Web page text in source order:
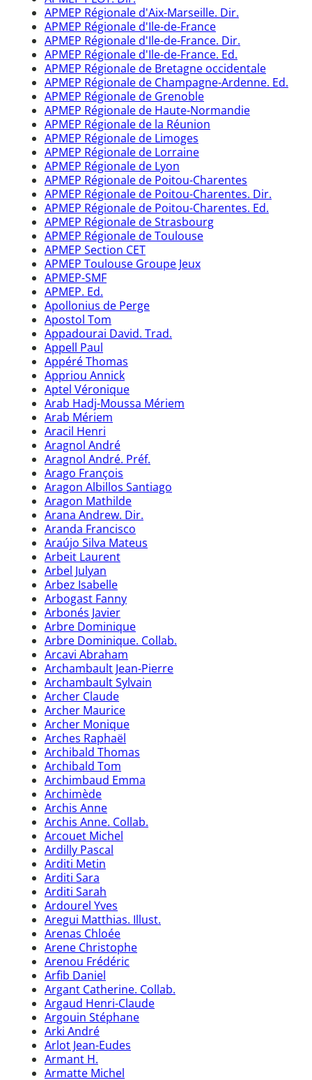
APMEP Régionale d'Aix-Marseille. Dir.
APMEP Régionale d'Ile-de-France
APMEP Régionale d'Ile-de-France. Dir.
APMEP Régionale d'Ile-de-France. Ed.
APMEP Régionale de Bretagne occidentale
APMEP Régionale de Champagne-Ardenne. Ed.
APMEP Régionale de Grenoble
APMEP Régionale de Haute-Normandie
APMEP Régionale de la Réunion
APMEP Régionale de Limoges
APMEP Régionale de Lorraine
APMEP Régionale de Lyon
APMEP Régionale de Poitou-Charentes
APMEP Régionale de Poitou-Charentes. Dir.
APMEP Régionale de Poitou-Charentes. Ed.
APMEP Régionale de Strasbourg
APMEP Régionale de Toulouse
APMEP Section CET
APMEP Toulouse Groupe Jeux
APMEP-SMF
APMEP. Ed.
Apollonius de Perge
Apostol Tom
Appadourai David. Trad.
Appell Paul
Appéré Thomas
Appriou Annick
Aptel Véronique
Arab Hadj-Moussa Mériem
Arab Mériem
Aracil Henri
Aragnol André
Aragnol André. Préf.
Arago François
Aragon Albillos Santiago
Aragon Mathilde
Arana Andrew. Dir.
Aranda Francisco
Araújo Silva Mateus
Arbeit Laurent
Arbel Julyan
Arbez Isabelle
Arbogast Fanny
Arbonés Javier
Arbre Dominique
Arbre Dominique. Collab.
Arcavi Abraham
Archambault Jean-Pierre
Archambault Sylvain
Archer Claude
Archer Maurice
Archer Monique
Arches Raphaël
Archibald Thomas
Archibald Tom
Archimbaud Emma
Archimède
Archis Anne
Archis Anne. Collab.
Arcouet Michel
Ardilly Pascal
Arditi Metin
Arditi Sara
Arditi Sarah
Ardourel Yves
Aregui Matthias. Illust.
Arenas Chloée
Arene Christophe
Arenou Frédéric
Arfib Daniel
Argant Catherine. Collab.
Argaud Henri-Claude
Argouin Stéphane
Arki André
Arlot Jean-Eudes
Armant H.
Armatte Michel